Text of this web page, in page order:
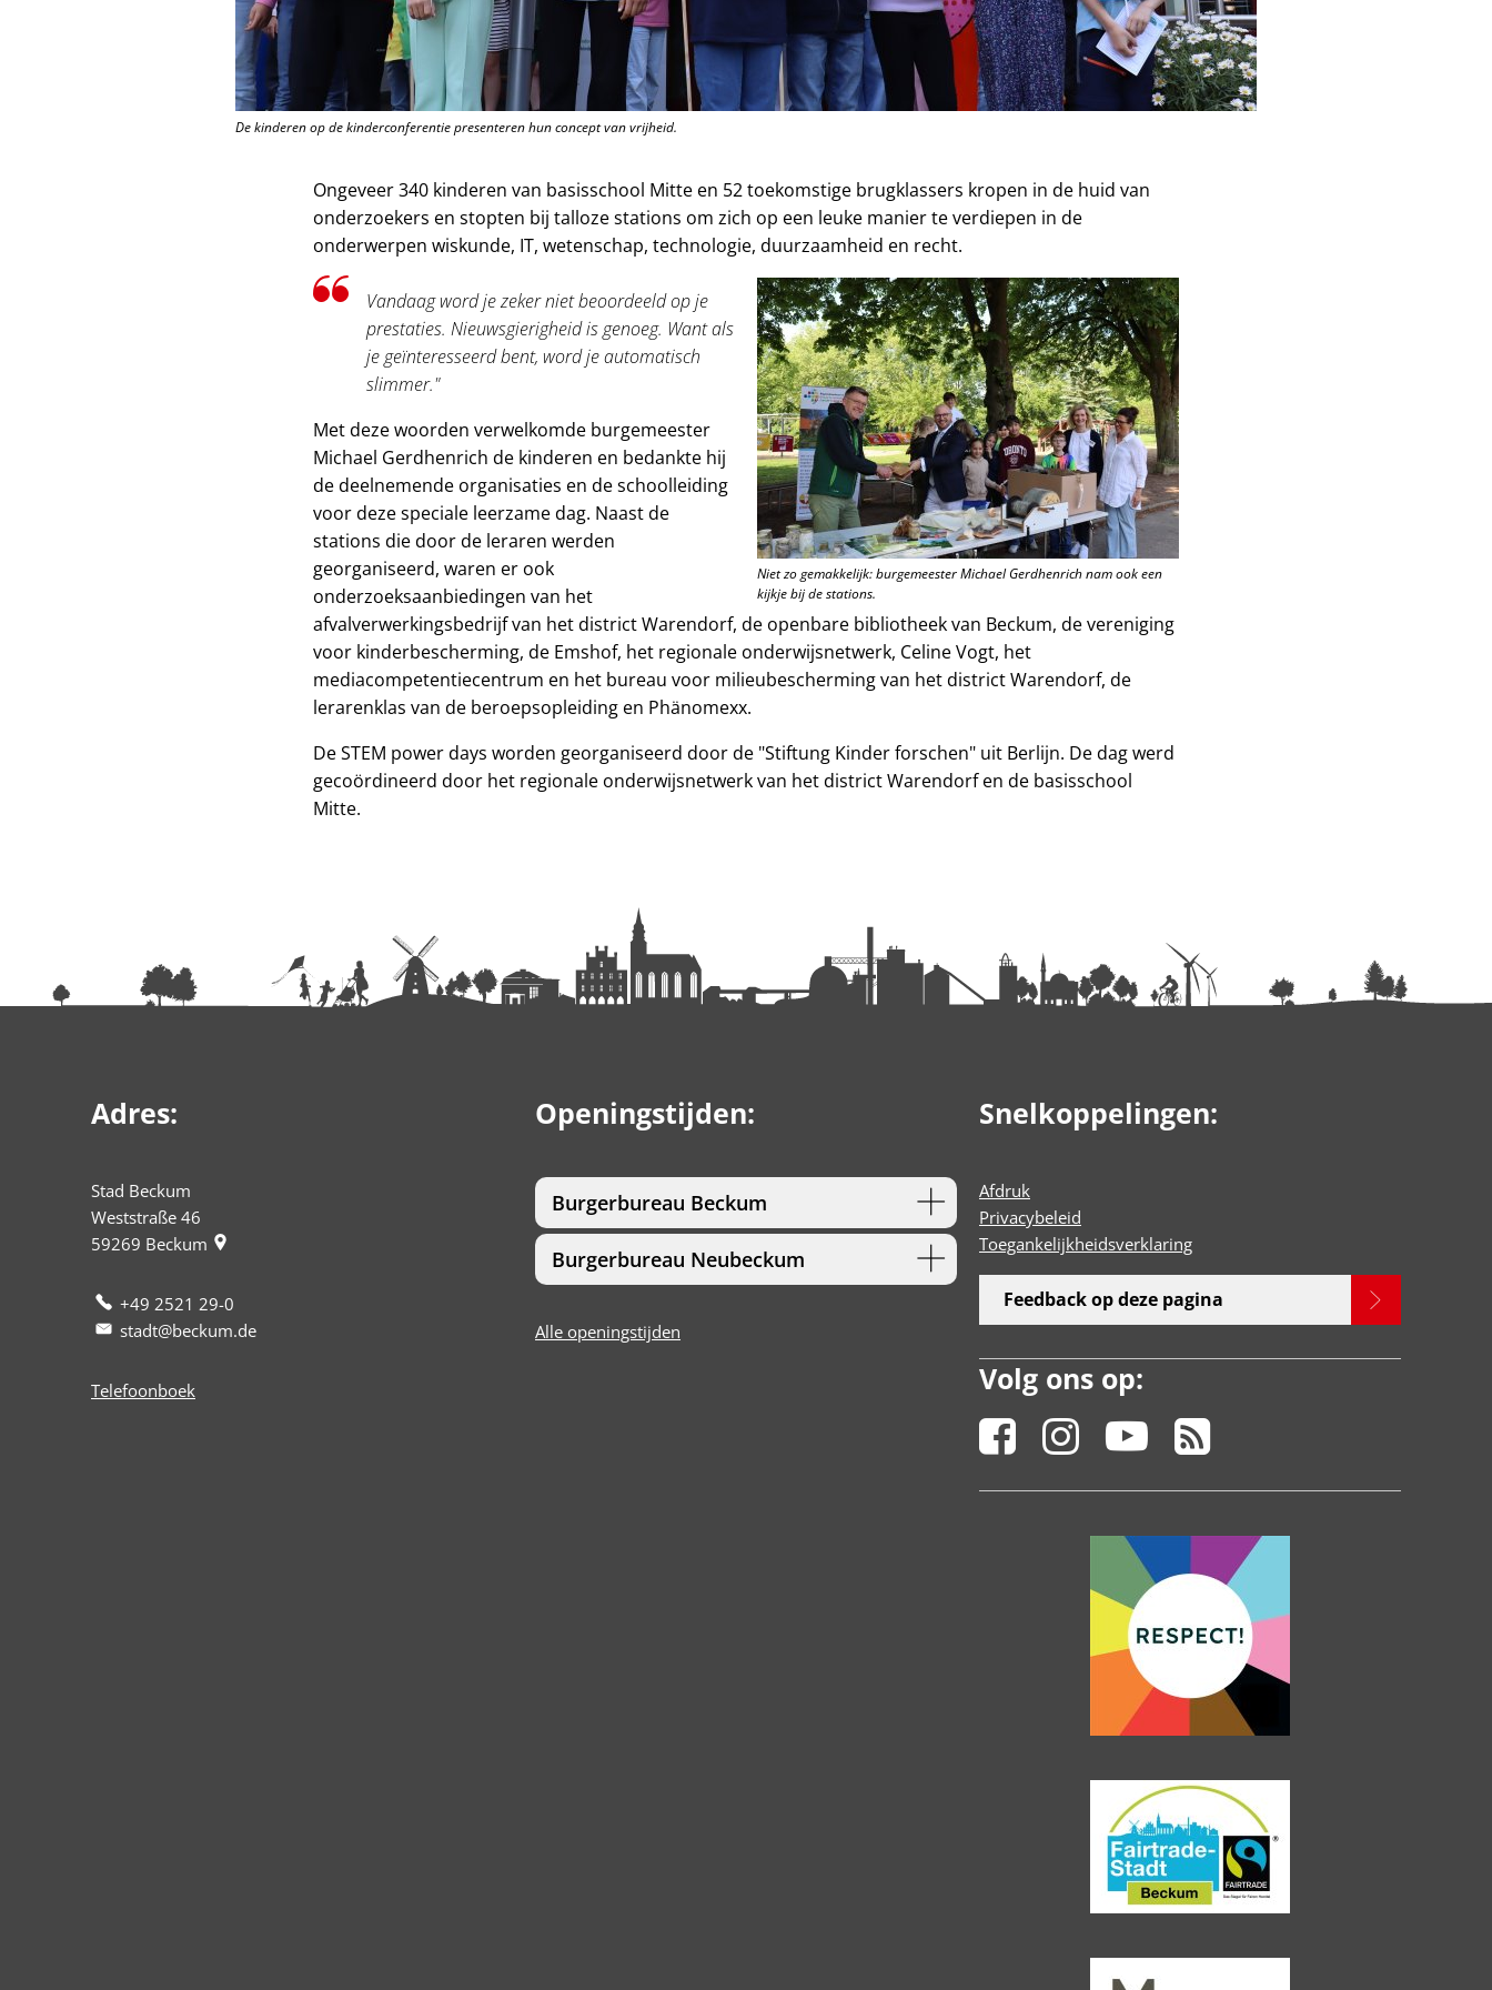
De kinderen op de kinderconferentie presenteren hun concept van vrijheid.
Ongeveer 340 kinderen van basisschool Mitte en 52 toekomstige brugklassers kropen in de huid van
onderzoekers en stopten bij talloze stations om zich op een leuke manier te verdiepen in de
onderwerpen wiskunde, IT, wetenschap, technologie, duurzaamheid en recht.
Niet zo gemakkelijk: burgemeester Michael Gerdhenrich nam ook een
kijkje bij de stations.
Vandaag word je zeker niet beoordeeld op je
prestaties. Nieuwsgierigheid is genoeg. Want als
je geïnteresseerd bent, word je automatisch
slimmer."
Met deze woorden verwelkomde burgemeester
Michael Gerdhenrich de kinderen en bedankte hij
de deelnemende organisaties en de schoolleiding
voor deze speciale leerzame dag. Naast de
stations die door de leraren werden
georganiseerd, waren er ook
onderzoeksaanbiedingen van het
afvalverwerkingsbedrijf van het district Warendorf, de openbare bibliotheek van Beckum, de vereniging
voor kinderbescherming, de Emshof, het regionale onderwijsnetwerk, Celine Vogt, het
mediacompetentiecentrum en het bureau voor milieubescherming van het district Warendorf, de
lerarenklas van de beroepsopleiding en Phänomexx.
De STEM power days worden georganiseerd door de "Stiftung Kinder forschen" uit Berlijn. De dag werd
gecoördineerd door het regionale onderwijsnetwerk van het district Warendorf en de basisschool
Mitte.
Adres:
Stad Beckum
Weststraße 46
59269 Beckum
+49 2521 29-0
stadt@beckum.de
Telefoonboek
Openingstijden:
Burgerbureau Beckum
Burgerbureau Neubeckum
Alle openingstijden
Snelkoppelingen:
Afdruk
Privacybeleid
Toegankelijkheidsverklaring
Feedback op deze pagina
Volg ons op: